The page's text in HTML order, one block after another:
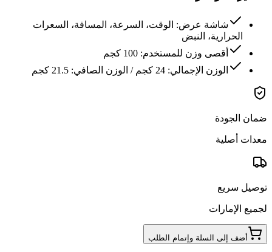
شاشة عرض: الوقت، السرعة، المسافة، السعرات
الحرارية، النبض
أقصى وزن للمستخدم: 100 كجم
الوزن الإجمالي: 24 كجم / الوزن الصافي: 21.5 كجم
ضمان الجودة
معدات أصلية
توصيل سريع
لجميع الإمارات
أضف إلى السلة وإتمام الطلب